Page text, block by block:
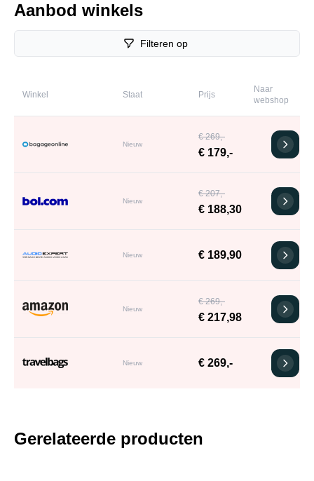
Aanbod winkels
Filteren op
Winkel Staat Prijs
Naar
webshop
Nieuw
€ 269,-
€ 179,-
Nieuw
€ 207,-
€ 188,30
Nieuw € 189,90
Nieuw
€ 269,-
€ 217,98
Nieuw € 269,-
Gerelateerde producten